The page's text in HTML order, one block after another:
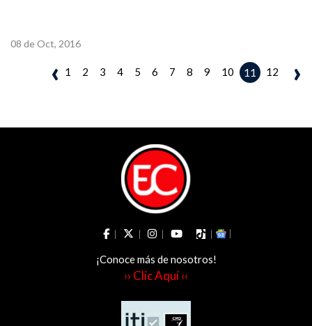
08 de Oct, 2016
‹ 1 2 3 4 5 6 7 8 9 10 11 12 ›
¡Conoce más de nosotros!
›› Clic Aquí ‹‹